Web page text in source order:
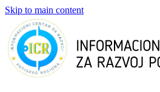
Skip to main content